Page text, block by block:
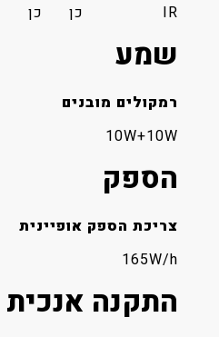
כן
שמע
רמקולים מובנים
10W+10W
הספק
צריכת הספק אופיינית
165W/h
התקנה אנכית